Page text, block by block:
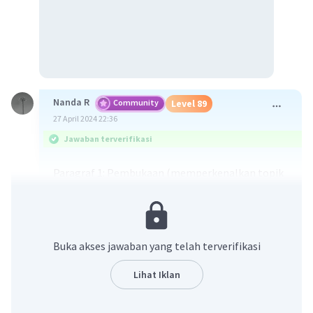
Nanda R Community Level 89
27 April 2024 22:36
Jawaban terverifikasi
Paragraf 2: Tesis (menyatakan pentingnya
semangat persatuan yang tercermin dalam
Sumpah Pemuda)
Paragraf 3: Argumen (menguraikan bagaimana
semangat persatuan dalam Sumpah Pemuda
Buka akses jawaban yang telah terverifikasi
Lihat Iklan